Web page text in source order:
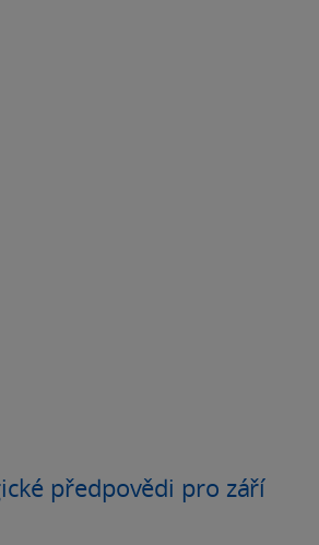
předpovědi pro září